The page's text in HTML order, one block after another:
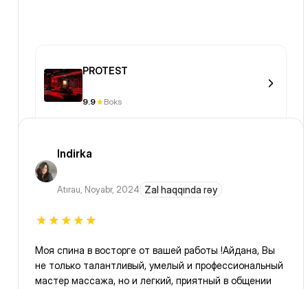
PROTEST
9.9 Boks
Indirka
Atırau, Noyabr, 2024 Zal haqqında rəy
Моя спина в восторге от вашей работы !Айдана, Вы
не только талантливый, умелый и профессиональный
мастер массажа, но и легкий, приятный в общении